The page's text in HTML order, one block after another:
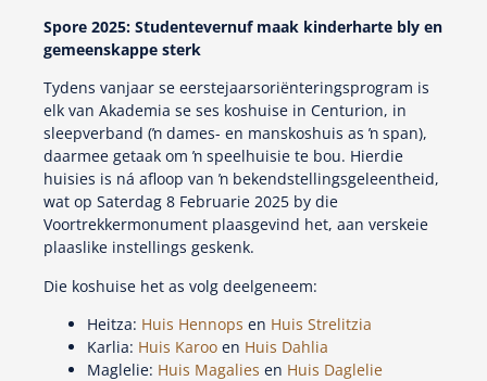
Spore 2025: Studentevernuf maak kinderharte bly en
gemeenskappe sterk
Tydens vanjaar se eerstejaarsoriënteringsprogram is
elk van Akademia se ses koshuise in Centurion, in
sleepverband (ŉ dames- en manskoshuis as ŉ span),
daarmee getaak om ŉ speelhuisie te bou. Hierdie
huisies is ná afloop van ŉ bekendstellingsgeleentheid,
wat op Saterdag 8 Februarie 2025 by die
Voortrekkermonument plaasgevind het, aan verskeie
plaaslike instellings geskenk.
Die koshuise het as volg deelgeneem:
Heitza: Huis Hennops en Huis Strelitzia
Karlia: Huis Karoo en Huis Dahlia
Maglelie: Huis Magalies en Huis Daglelie